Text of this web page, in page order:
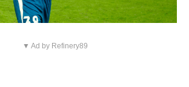
▼ Ad by Refinery89